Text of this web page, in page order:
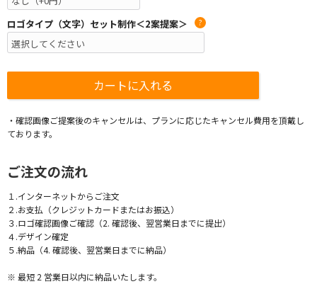
ロゴタイプ（文字）セット制作＜2案提案＞ ?
・確認画像ご提案後のキャンセルは、プランに応じたキャンセル費用を頂戴し
ております。
ご注文の流れ
１.インターネットからご注文
２.お支払（クレジットカードまたはお振込）
３.ロゴ確認画像ご確認（2. 確認後、翌営業日までに提出）
４.デザイン確定
５.納品（4. 確認後、翌営業日までに納品）
※ 最短 2 営業日以内に納品いたします。